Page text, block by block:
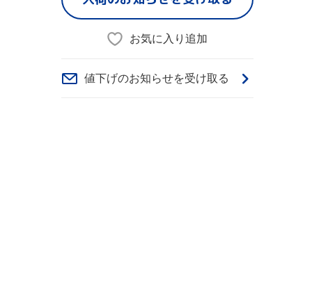
お気に入り追加
値下げのお知らせを受け取る